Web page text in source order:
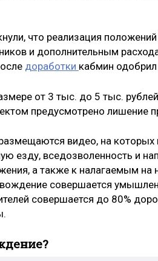
что реализация
и дополнительным
доработки кабмин одобрил
от 3 тыс. до 5 тыс.
предусмотрено лишение
видео, на
езду, вседозволенность и
а также к налагаемым
вождение совершается
совершается до 80%